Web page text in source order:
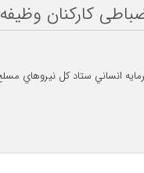
کارکنان
نيروهاي مسلح: اضافه خدمت مشمولان غايبي که تا ۲۲